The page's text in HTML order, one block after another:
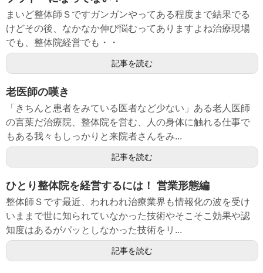
まいど整体師Ｓですガンガンやってある程度まで結果でる
けどその後、なかなか伸び悩むってありますよね治療現場
でも、整体院経営でも・・
記事を読む
老医師の嘆き
「きちんと患者をみている医者など少ない」ある老人医師
の言葉だ治療院、整体院を営む、人の身体に触れる仕事で
もある我々もしっかりと来院者さんをみ...
記事を読む
ひとり整体院を経営するには！ 営業形態編
整体師Ｓです最近、われわれ治療業界も情報化の波を受け
いままで世に知られていなかった技術やそこそこ効果や認
知度はあるがパッとしなかった技術をリ...
記事を読む